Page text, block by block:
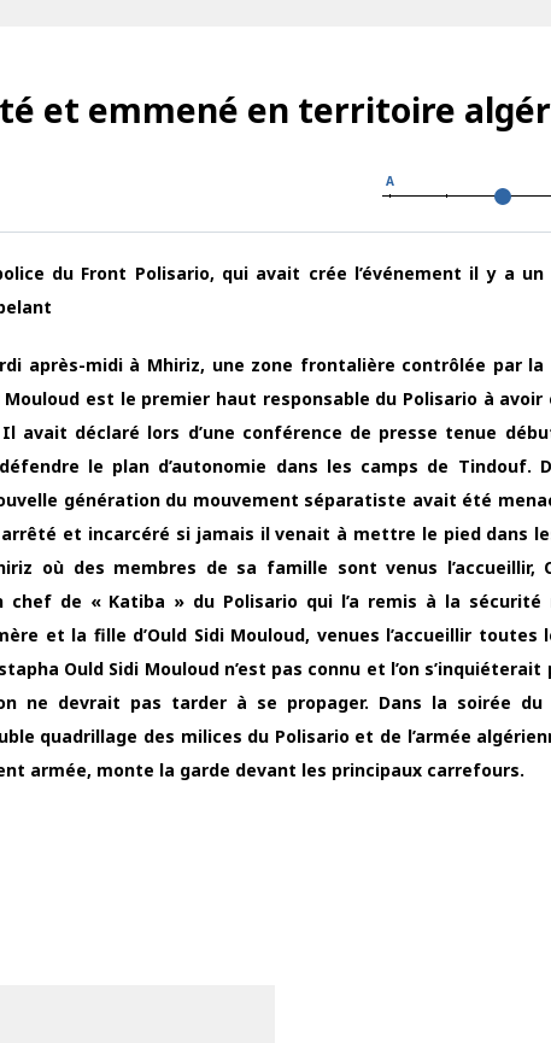
et emmené en territoire
A
du Front Polisario, qui avait crée l’événement il y a
après-midi à Mhiriz, une zone frontalière contrôlée par la
est le premier haut responsable du Polisario à avoir
déclaré lors d’une conférence de presse tenue
le plan d’autonomie dans les camps de Tindouf.
génération du mouvement séparatiste avait été
et incarcéré si jamais il venait à mettre le pied dans
où des membres de sa famille sont venus l’accueillir,
de « Katiba » du Polisario qui l’a remis à la sécurité
et la fille d’Ould Sidi Mouloud, venues l’accueillir toutes
Ould Sidi Mouloud n’est pas connu et l’on s’inquiéterait
ne devrait pas tarder à se propager. Dans la soirée du
quadrillage des milices du Polisario et de l’armée
armée, monte la garde devant les principaux carrefours.